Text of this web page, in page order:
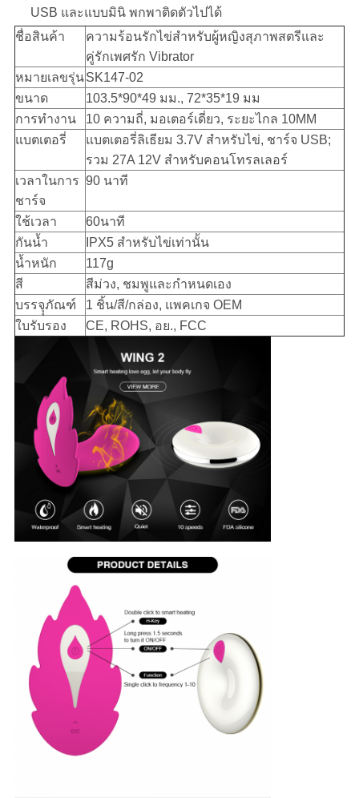
USB และแบบมินิ พกพาติดตัวไปได้
ชื่อสินค้า
ความร้อนรักไข่สำหรับผู้หญิงสุภาพสตรีและ
คู่รักเพศรัก Vibrator
หมายเลขรุ่นSK147-02
ขนาด
103.5*90*49 มม., 72*35*19 มม
การทำงาน
10 ความถี่, มอเตอร์เดี่ยว, ระยะไกล 10MM
แบตเตอรี่
แบตเตอรี่ลิเธียม 3.7V สำหรับไข่, ชาร์จ USB;
รวม 27A 12V สำหรับคอนโทรลเลอร์
เวลาในการ
ชาร์จ
90 นาที
ใช้เวลา
60นาที
กันน้ำ
IPX5 สำหรับไข่เท่านั้น
น้ำหนัก
117g
สี
สีม่วง, ชมพูและกำหนดเอง
บรรจุุภัณฑ์
1 ชิ้น/สี/กล่อง, แพคเกจ OEM
ใบรับรอง
CE, ROHS, อย., FCC